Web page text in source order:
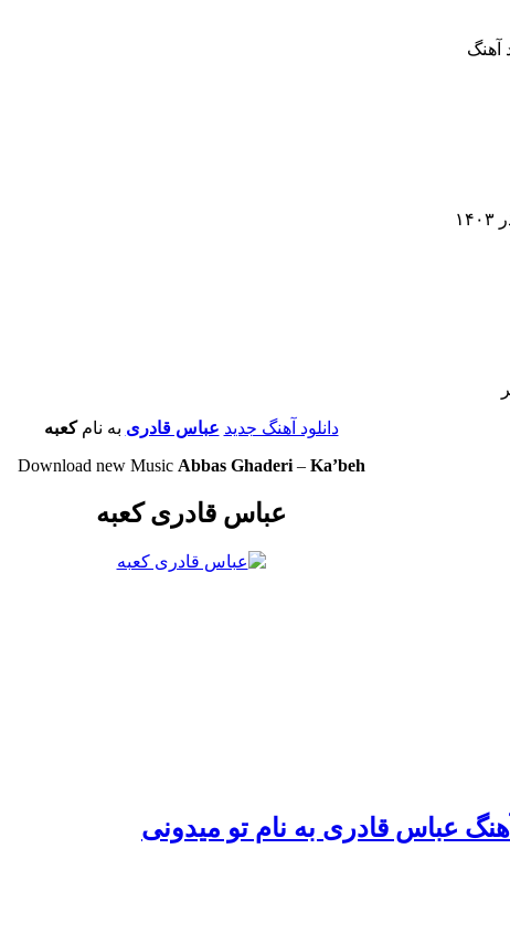
آهنگ
دانلود آهنگ جدید عباس قادری به نامکعبه
Download new Music Abbas Ghaderi– Ka’beh
عباس قادری کعبه
عباس قادری به نام تو میدونى